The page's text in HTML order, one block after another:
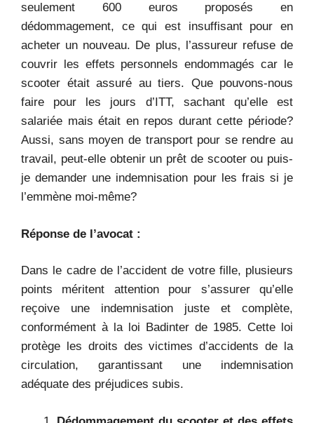
seulement 600 euros proposés en
dédommagement, ce qui est insuffisant pour en
acheter un nouveau. De plus, l’assureur refuse de
couvrir les effets personnels endommagés car le
scooter était assuré au tiers. Que pouvons-nous
faire pour les jours d’ITT, sachant qu’elle est
salariée mais était en repos durant cette période?
Aussi, sans moyen de transport pour se rendre au
travail, peut-elle obtenir un prêt de scooter ou puis-
je demander une indemnisation pour les frais si je
l’emmène moi-même?
Réponse de l’avocat :
Dans le cadre de l’accident de votre fille, plusieurs
points méritent attention pour s’assurer qu’elle
reçoive une indemnisation juste et complète,
conformément à la loi Badinter de 1985. Cette loi
protège les droits des victimes d’accidents de la
circulation, garantissant une indemnisation
adéquate des préjudices subis.